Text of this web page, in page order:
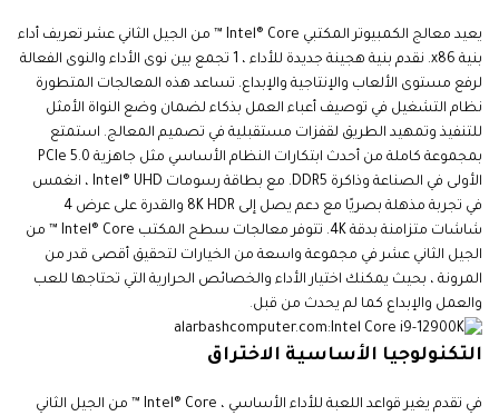
يعيد معالج الكمبيوتر المكتبي Intel® Core ™ من الجيل الثاني عشر تعريف أداء
بنية x86. نقدم بنية هجينة جديدة للأداء ، 1 تجمع بين نوى الأداء والنوى الفعالة
لرفع مستوى الألعاب والإنتاجية والإبداع. تساعد هذه المعالجات المتطورة
نظام التشغيل في توصيف أعباء العمل بذكاء لضمان وضع النواة الأمثل
للتنفيذ وتمهيد الطريق لقفزات مستقبلية في تصميم المعالج. استمتع
بمجموعة كاملة من أحدث ابتكارات النظام الأساسي مثل جاهزية PCIe 5.0
الأولى في الصناعة وذاكرة DDR5. مع بطاقة رسومات Intel® UHD ، انغمس
في تجربة مذهلة بصريًا مع دعم يصل إلى 8K HDR والقدرة على عرض 4
شاشات متزامنة بدقة 4K. تتوفر معالجات سطح المكتب Intel® Core ™ من
الجيل الثاني عشر في مجموعة واسعة من الخيارات لتحقيق أقصى قدر من
المرونة ، بحيث يمكنك اختيار الأداء والخصائص الحرارية التي تحتاجها للعب
والعمل والإبداع كما لم يحدث من قبل.
التكنولوجيا الأساسية الاختراق
في تقدم يغير قواعد اللعبة للأداء الأساسي ، Intel® Core ™ من الجيل الثاني